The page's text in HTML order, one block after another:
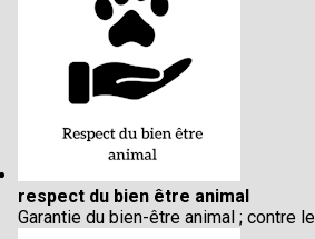
respect du bien être animal
Garantie du bien-être animal ; contre